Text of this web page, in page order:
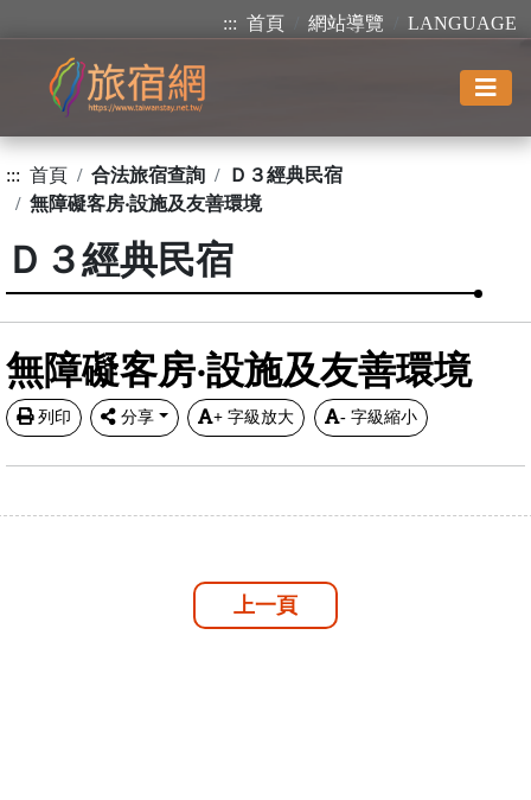
::: 首頁 網站導覽 LANGUAGE
::: 首頁 合法旅宿查詢
Ｄ３經典民宿
無障礙客房‧設施及友善環境
Ｄ３經典民宿
無障礙客房‧設施及友善環境
列印 分享 + 字級放大 - 字級縮小
上一頁